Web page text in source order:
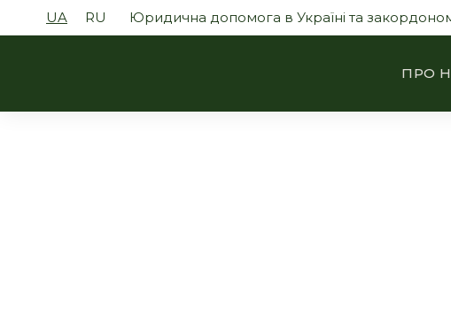
UA RU Юридична допомога в Україні та
ПРО